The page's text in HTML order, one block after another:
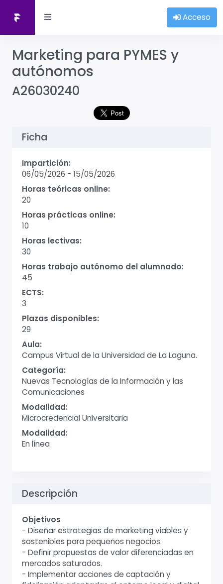
Acceso
Marketing para PYMES y
autónomos
A26030240
Ficha
Impartición:
06/05/2026 - 15/05/2026
Horas teóricas online:
20
Horas prácticas online:
10
Horas lectivas:
30
Horas trabajo autónomo del alumnado:
45
ECTS:
3
Plazas disponibles:
29
Aula:
Campus Virtual de la Universidad de La Laguna.
Categoría:
Nuevas Tecnologías de la Información y las
Comunicaciones
Modalidad:
Microcredencial Universitaria
Modalidad:
En línea
Descripción
Objetivos
- Diseñar estrategias de marketing viables y
sostenibles para pequeños negocios.
- Definir propuestas de valor diferenciadas en
mercados saturados.
- Implementar acciones de captación y